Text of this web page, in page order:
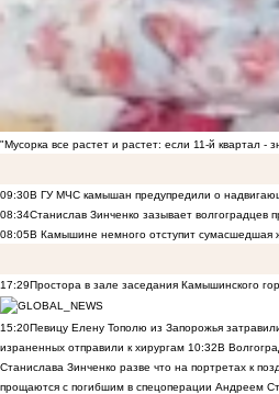
"Мусорка все растет и растет: если 11-й квартал
09:30В ГУ МЧС камышан предупредили о
08:34Станислав Зинченко зазывает волгоградцев
08:05В Камышине немного отступит сумасшедшая
17:29Простора в зале заседания Камышинского
15:20Певицу Елену Тополю из Запорожья
израненных отправили к хирургам 10:32В
Станислава Зинченко разве что на портретах к
прощаются с погибшим в спецоперации Андреем